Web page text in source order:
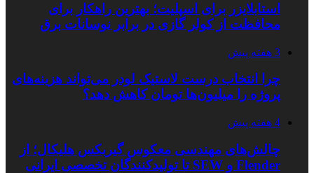
استابلایزر برای اسپلیت؛ بهترین راهکار برای
محافظت از کولر گازی در برابر نوسانات برق
3 هفته پیش
چرا انتخاب درست لاستیک لودر می‌تواند هزینه‌های
پروژه را میلیون‌ها تومان کاهش دهد؟
4 هفته پیش
چالش‌های مهندسی معکوس گیربکس هلیکال؛ از
Flender و SEW تا تولیدکنندگان تخصصی ایرانی